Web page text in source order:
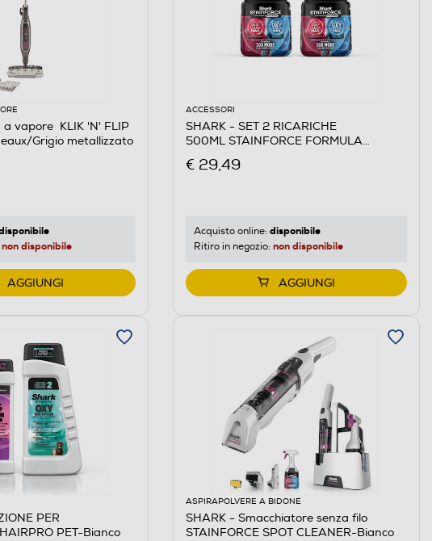
a vapore KLIK 'N' FLIP
Grigio metallizzato
non disponibile
AGGIUNGI
ACCESSORI
SHARK - SET 2 RICARICHE
500ML STAINFORCE FORMULA
€ 29,49
Acquisto online: disponibile
Ritiro in negozio: non disponibile
AGGIUNGI
PER
PET-Bianco
ASPIRAPOLVERE A BIDONE
SHARK - Smacchiatore senza filo
STAINFORCE SPOT CLEANER-Bianco